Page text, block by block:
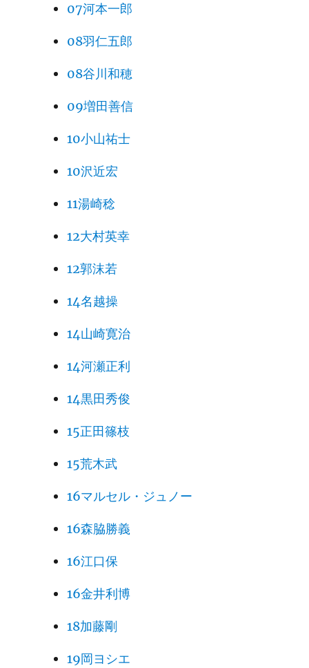
07河本一郎
08羽仁五郎
08谷川和穂
09増田善信
10小山祐士
10沢近宏
11湯崎稔
12大村英幸
12郭沫若
14名越操
14山崎寛治
14河瀬正利
14黒田秀俊
15正田篠枝
15荒木武
16マルセル・ジュノー
16森脇勝義
16江口保
16金井利博
18加藤剛
19岡ヨシエ